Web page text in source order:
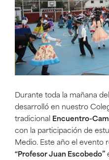
Durante toda la mañana
desarrolló en nuestro
tradicional Encuentro-
con la participación de
Medio. Este año el evento
“Profesor Juan Escobedo”